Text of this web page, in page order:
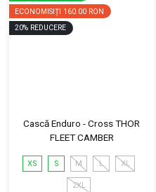
ECONOMISIȚI 160.00 RON
20% REDUCERE
Cască Enduro - Cross THOR
FLEET CAMBER
XS S M L XL
2XL